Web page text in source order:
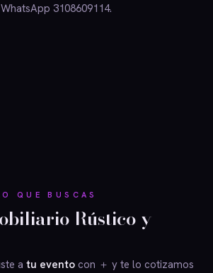
3108609114.
QUE BUSCAS
Rústico y
atu evento con ＋ y te lo cotizamos